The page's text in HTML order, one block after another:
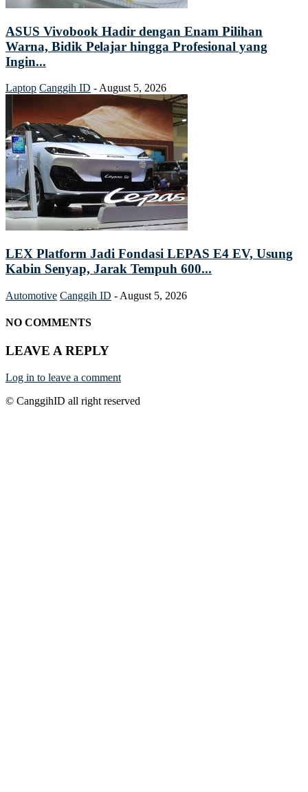
ASUS Vivobook Hadir dengan Enam Pilihan
Warna, Bidik Pelajar hingga Profesional yang
Ingin...
Laptop Canggih ID -August 5, 2026
LEX Platform Jadi Fondasi LEPAS E4 EV, Usung
Kabin Senyap, Jarak Tempuh 600...
Automotive Canggih ID - August 5, 2026
NO COMMENTS
LEAVE A REPLY
Log in to leave a comment
© CanggihID all right reserved